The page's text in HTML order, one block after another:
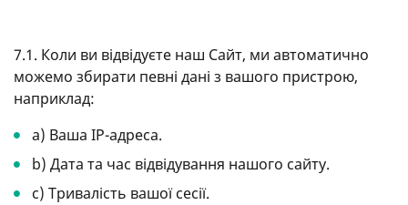
7.1. Коли ви відвідуєте наш Сайт, ми автоматично
можемо збирати певні дані з вашого пристрою,
наприклад:
а) Ваша IP-адреса.
b) Дата та час відвідування нашого сайту.
с) Тривалість вашої сесії.